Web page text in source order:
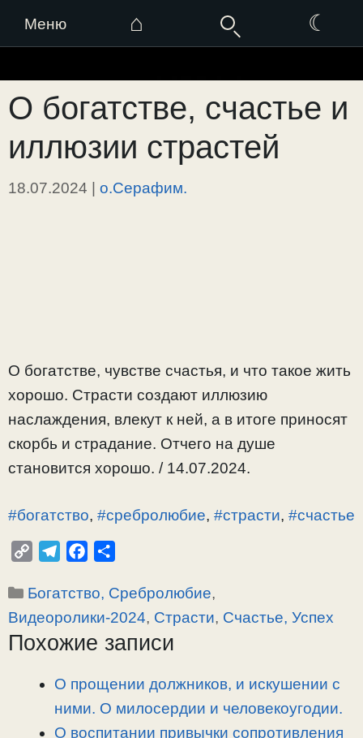
Меню ⌂ ☾
к
содержимому
О богатстве, счастье и
иллюзии страстей
18.07.2024 | о.Серафим.
О богатстве, чувстве счастья, и что такое жить
хорошо. Страсти создают иллюзию
наслаждения, влекут к ней, а в итоге приносят
скорбь и страдание. Отчего на душе
становится хорошо. / 14.07.2024.
#богатство, #сребролюбие, #страсти, #счастье
p
y
L
l
e
g
a
c
e
b
п
р
а
Рубрики
Богатство, Сребролюбие,
Видеоролики-2024, Страсти, Счастье, Успех
Похожие записи
О прощении должников, и искушении с
ними. О милосердии и человекоугодии.
О воспитании привычки сопротивления